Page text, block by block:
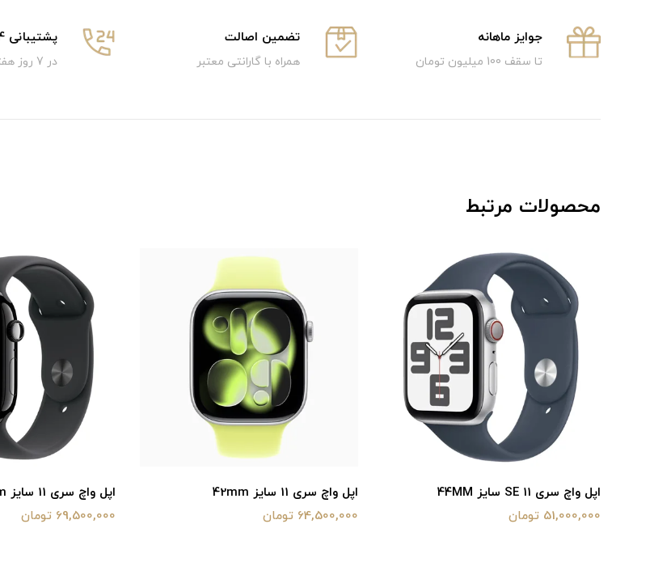
جوایز ماهانه
تا سقف 100 میلیون تومان
تضمین اصالت
همراه با گارانتی معتبر
پشتیبانی 24 ساعته
در 7 روز هفته
محصولات مرتبط
اپل واچ سری 11 SE سایز 44MM
51,000,000 تومان
اپل واچ سری 11 سایز 42mm
64,500,000 تومان
اپل واچ سری 11 سایز 46mm
69,500,000 تومان